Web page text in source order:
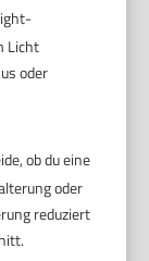
Licht
oder
ob du eine
oder
reduziert